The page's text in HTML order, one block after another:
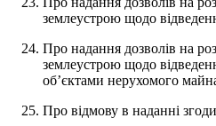
землеустрою щодо
Про надання дозволів на
землеустрою щодо
об’єктами нерухомого
Про відмову в наданні